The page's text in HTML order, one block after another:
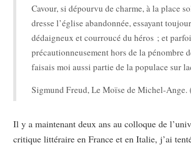
Cavour, si dépourvu de charme, à la place
dresse l’église abandonnée, essayant
dédaigneux et courroucé du héros ; et
précautionneusement hors de la pénombre
faisais moi aussi partie de la populace sur
Sigmund Freud, Le Moïse de Michel-
Il y a maintenant deux ans au colloque de
critique littéraire en France et en Italie, j’ai